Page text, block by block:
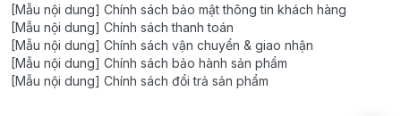
[Mẫu nội dung] Chính sách bảo mật thông tin khách hàng
[Mẫu nội dung] Chính sách thanh toán
[Mẫu nội dung] Chính sách vận chuyển & giao nhận
[Mẫu nội dung] Chính sách bảo hành sản phẩm
[Mẫu nội dung] Chính sách đổi trả sản phẩm